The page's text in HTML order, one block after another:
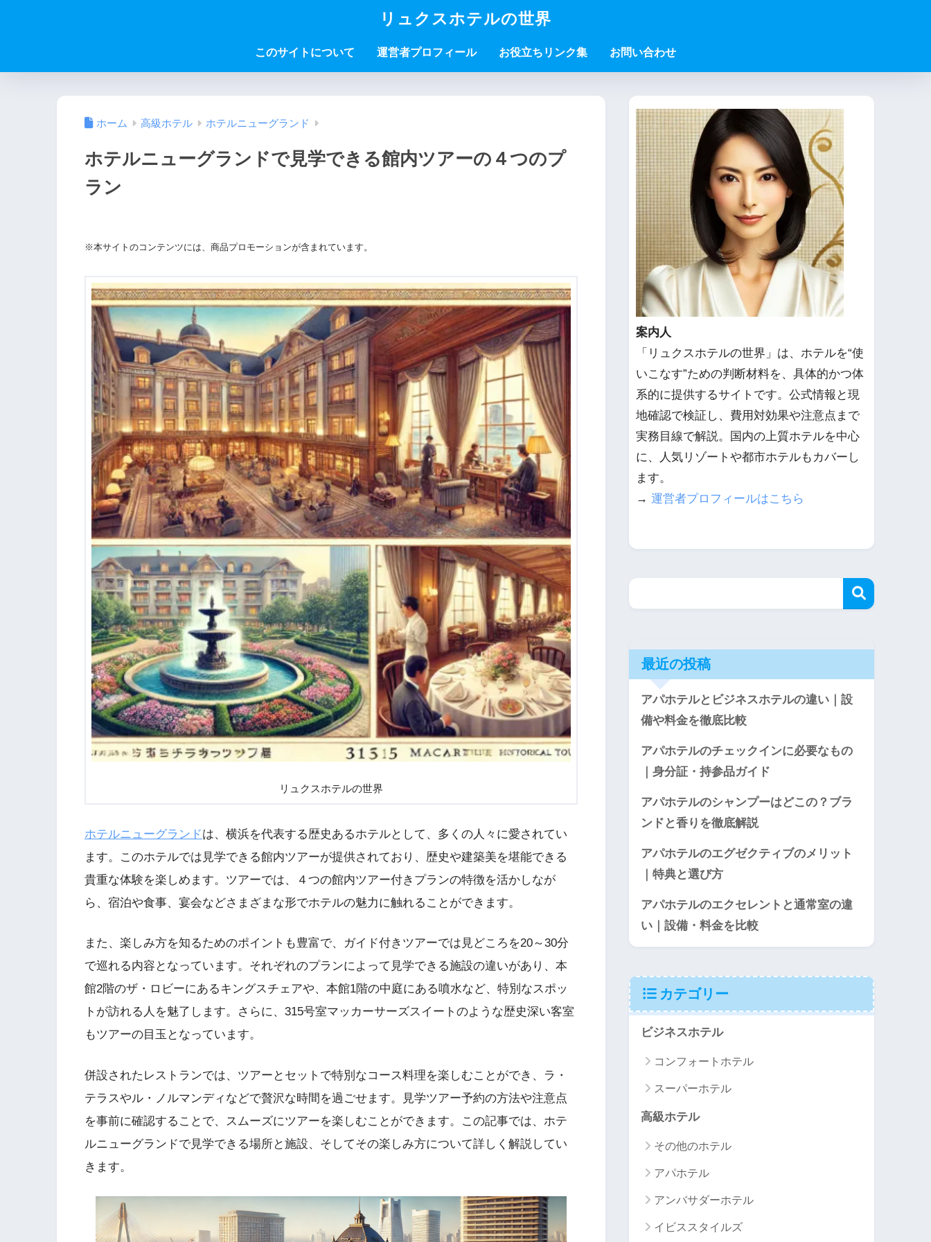
リュクスホテルの世界
このサイトについて 運営者プロフィール お役立ちリンク集 お問い合わせ
ホーム 高級ホテル ホテルニューグランド
ホテルニューグランドで見学できる館内ツアーの４つのプ
ラン
※本サイトのコンテンツには、商品プロモーションが含まれています。
リュクスホテルの世界
ホテルニューグランドは、横浜を代表する歴史あるホテルとして、多くの人々に愛されてい
ます。このホテルでは見学できる館内ツアーが提供されており、歴史や建築美を堪能できる
貴重な体験を楽しめます。ツアーでは、４つの館内ツアー付きプランの特徴を活かしなが
ら、宿泊や食事、宴会などさまざまな形でホテルの魅力に触れることができます。
また、楽しみ方を知るためのポイントも豊富で、ガイド付きツアーでは見どころを20～30分
で巡れる内容となっています。それぞれのプランによって見学できる施設の違いがあり、本
館2階のザ・ロビーにあるキングスチェアや、本館1階の中庭にある噴水など、特別なスポッ
トが訪れる人を魅了します。さらに、315号室マッカーサーズスイートのような歴史深い客室
もツアーの目玉となっています。
併設されたレストランでは、ツアーとセットで特別なコース料理を楽しむことができ、ラ・
テラスやル・ノルマンディなどで贅沢な時間を過ごせます。見学ツアー予約の方法や注意点
を事前に確認することで、スムーズにツアーを楽しむことができます。この記事では、ホテ
ルニューグランドで見学できる場所と施設、そしてその楽しみ方について詳しく解説してい
きます。
案内人
「リュクスホテルの世界」は、ホテルを“使
いこなす”ための判断材料を、具体的かつ体
系的に提供するサイトです。公式情報と現
地確認で検証し、費用対効果や注意点まで
実務目線で解説。国内の上質ホテルを中心
に、人気リゾートや都市ホテルもカバーし
ます。
→ 運営者プロフィールはこちら
最近の投稿
アパホテルとビジネスホテルの違い｜設
備や料金を徹底比較
アパホテルのチェックインに必要なもの
｜身分証・持参品ガイド
アパホテルのシャンプーはどこの？ブラ
ンドと香りを徹底解説
アパホテルのエグゼクティブのメリット
｜特典と選び方
アパホテルのエクセレントと通常室の違
い｜設備・料金を比較
カテゴリー
ビジネスホテル
コンフォートホテル
スーパーホテル
高級ホテル
その他のホテル
アパホテル
アンバサダーホテル
イビススタイルズ